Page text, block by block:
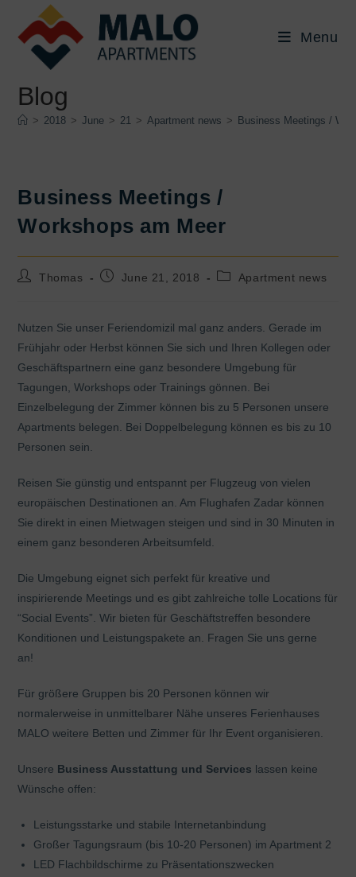
content
Menu
Blog
> 2018 > June > 21 > Apartment news > Business Meetings /
Business Meetings /
Workshops am Meer
PostThomas
Post June 21, 2018
PostApartment news
Nutzen Sie unser Feriendomizil mal ganz anders. Gerade im
Frühjahr oder Herbst können Sie sich und Ihren Kollegen oder
Geschäftspartnern eine ganz besondere Umgebung für
Tagungen, Workshops oder Trainings gönnen. Bei
Einzelbelegung der Zimmer können bis zu 5 Personen unsere
Apartments belegen. Bei Doppelbelegung können es bis zu 10
Personen sein.
Reisen Sie günstig und entspannt per Flugzeug von vielen
europäischen Destinationen an. Am Flughafen Zadar können
Sie direkt in einen Mietwagen steigen und sind in 30 Minuten in
einem ganz besonderen Arbeitsumfeld.
Die Umgebung eignet sich perfekt für kreative und
inspirierende Meetings und es gibt zahlreiche tolle Locations für
“Social Events”. Wir bieten für Geschäftstreffen besondere
Konditionen und Leistungspakete an. Fragen Sie uns gerne
an!
Für größere Gruppen bis 20 Personen können wir
normalerweise in unmittelbarer Nähe unseres Ferienhauses
MALO weitere Betten und Zimmer für Ihr Event organisieren.
Unsere Business Ausstattung und Services lassen keine
Wünsche offen:
Leistungsstarke und stabile Internetanbindung
Großer Tagungsraum (bis 10-20 Personen) im Apartment 2
LED Flachbildschirme zu Präsentationszwecken